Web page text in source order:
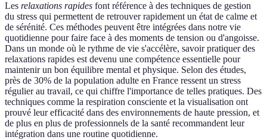
Les relaxations rapides font référence à des techniques de gestion
du stress qui permettent de retrouver rapidement un état de calme et
de sérénité. Ces méthodes peuvent être intégrées dans notre vie
quotidienne pour faire face à des moments de tension ou d'angoisse.
Dans un monde où le rythme de vie s'accélère, savoir pratiquer des
relaxations rapides est devenu une compétence essentielle pour
maintenir un bon équilibre mental et physique. Selon des études,
près de 30% de la population adulte en France ressent un stress
régulier au travail, ce qui chiffre l'importance de telles pratiques. Des
techniques comme la respiration consciente et la visualisation ont
prouvé leur efficacité dans des environnements de haute pression, et
de plus en plus de professionnels de la santé recommandent leur
intégration dans une routine quotidienne.